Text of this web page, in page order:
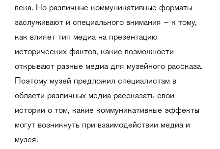
века. Но различные коммуникативные форматы
заслуживают и специального внимания – к тому,
как влияет тип медиа на презентацию
исторических фактов, какие возможности
открывают разные медиа для музейного рассказа.
Поэтому музей предложил специалистам в
области различных медиа рассказать свои
истории о том, какие коммуникативные эффекты
могут возникнуть при взаимодействии медиа и
музея.